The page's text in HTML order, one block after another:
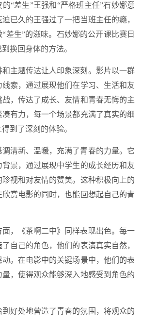
“差生”王强和“严格班主任”石妙娜意
已久的王强过了一把当班主任的瘾，
差生”的滋味。石妙娜的公开课比赛日
换回身体的方法。
和主题传达让人印象深刻。影片以一群
索，通过展现他们在学习、生活和友
，传达了成长、友情和青春无悔的主
有力，每一个场景都充满了真实的细
到了深刻的体验。
调清新、温暖，充满了青春的力量。它
景，通过展现中学生的成长经历和友
视和对友情的赞美。这种积极向上的
赏电影的同时，也能回想起自己的青
，《茶啊二中》同样表现出色。每一
自己的角色，他们的表演真实自然，
。在电影中的关键场景中，他们的表
，使得观众能够深入地感受到角色的
到好处地营造了青春的氛围，将观众的